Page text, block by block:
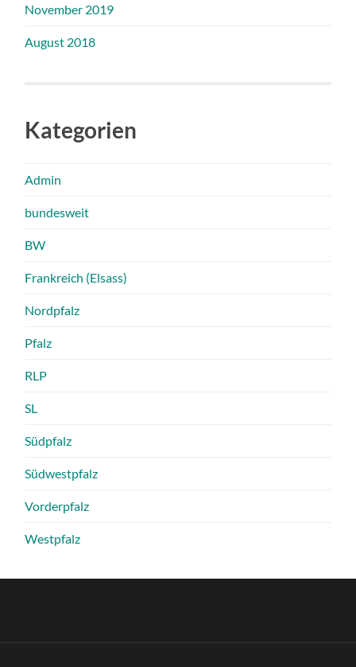
November 2019
August 2018
Kategorien
Admin
bundesweit
BW
Frankreich (Elsass)
Nordpfalz
Pfalz
RLP
SL
Südpfalz
Südwestpfalz
Vorderpfalz
Westpfalz